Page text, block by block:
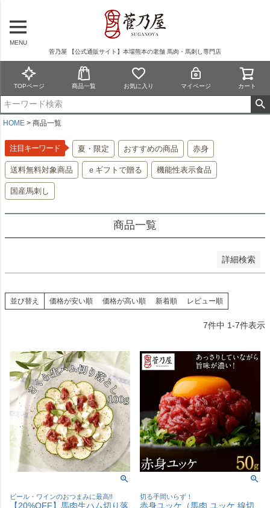
MENU
菅乃屋 【公式通販サイト】本場熊本の老舗 馬肉・馬刺し専門店
TOPページ 商品一覧 お気に入り マイページ カート
HOME 商品一覧
注目キーワード 夏・限定 おすすめの商品 赤身
送料無料対象商品 ｅギフトで贈る 機能性表示食品
国産馬刺し
商品一覧
詳細検索
商品番号/JANコード
予約商品
予約商品のみを表示
並び順
登録順
価格が安い順
価格が高い順
優先度順
レビュー順
検索
並び替え 価格が安い順 価格が高い順 新着順 レビュー順
7件中 1-7件表示
ビール・ワインのおつまみに最高!!
【20%OFF】馬肉生ハム切り落
切る手間いらず！
赤身ユッケ（馬肉 ユッケ 線切